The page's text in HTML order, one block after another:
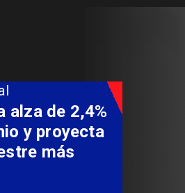
Curepto,
y
rescate